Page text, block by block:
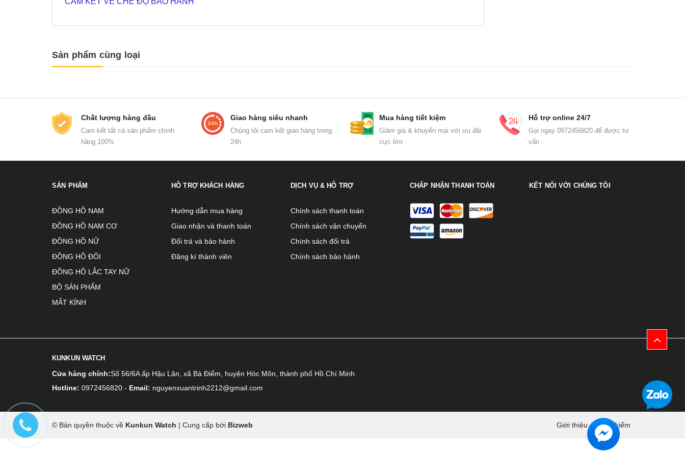
Sản phẩm cùng loại
Chất lượng hàng đầu
Cam kết tất cả sản phẩm chính
hãng 100%
Giao hàng siêu nhanh
Chúng tôi cam kết giao hàng trong
24h
Mua hàng tiết kiệm
Giảm giá & khuyến mại với ưu đãi
cực lớn
Hỗ trợ online 24/7
Gọi ngay 0972456820 để được tư
vấn
SẢN PHẨM
ĐỒNG HỒ NAM
ĐỒNG HỒ NAM CƠ
ĐỒNG HỒ NỮ
ĐỒNG HỒ ĐÔI
ĐỒNG HỒ LẮC TAY NỮ
BỘ SẢN PHẨM
MẮT KÍNH
HỖ TRỢ KHÁCH HÀNG
Hướng dẫn mua hàng
Giao nhận và thanh toán
Đổi trả và bảo hành
Đăng kí thành viên
DỊCH VỤ & HỖ TRỢ
Chính sách thanh toán
Chính sách vận chuyển
Chính sách đổi trả
Chính sách bảo hành
CHẤP NHẬN THANH TOÁN KẾT NỐI VỚI CHÚNG TÔI
KUNKUN WATCH
Cửa hàng chính:Số 56/6A ấp Hậu Lân, xã Bà Điểm, huyện Hóc Môn, thành phố Hồ Chí Minh
Hotline: 0972456820 - Email: nguyenxuantrinh2212@gmail.com
© Bản quyền thuộc về Kunkun Watch | Cung cấp bởi Bizweb Tìm kiếm
Giới thiệu